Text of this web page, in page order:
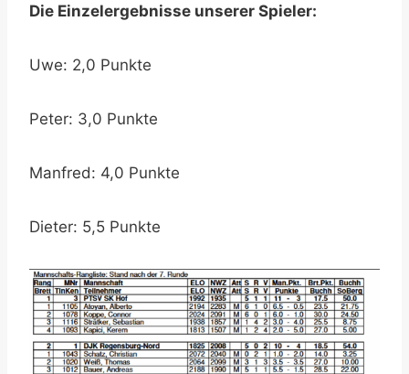
Die Einzelergebnisse unserer Spieler:
Uwe: 2,0 Punkte
Peter: 3,0 Punkte
Manfred: 4,0 Punkte
Dieter: 5,5 Punkte